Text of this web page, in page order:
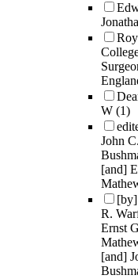
W (1)
John C.
[and]
R.
Ernst
[and]